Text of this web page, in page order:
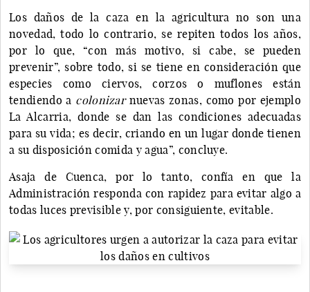
Los daños de la caza en la agricultura no son una
novedad, todo lo contrario, se repiten todos los años,
por lo que, “con más motivo, si cabe, se pueden
prevenir”, sobre todo, si se tiene en consideración que
especies como ciervos, corzos o muflones están
tendiendo a colonizarnuevas zonas, como por ejemplo
La Alcarria, donde se dan las condiciones adecuadas
para su vida; es decir, criando en un lugar donde tienen
a su disposición comida y agua”, concluye.
Asaja de Cuenca, por lo tanto, confía en que la
Administración responda con rapidez para evitar algo a
todas luces previsible y, por consiguiente, evitable.